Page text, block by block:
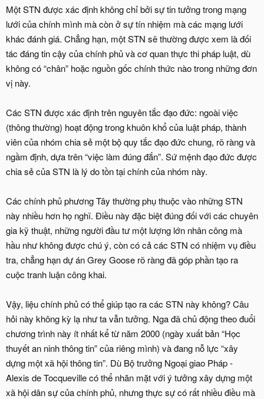
Một STN được xác định không chỉ bởi sự tin tưởng trong mạng
lưới của chính mình mà còn ở sự tín nhiệm mà các mạng lưới
khác đánh giá. Chẳng hạn, một STN sẽ thường được xem là đối
tác đáng tin cậy của chính phủ và cơ quan thực thi pháp luật, dù
không có “chân” hoặc nguồn gốc chính thức nào trong những đơn
vị này.
Các STN được xác định trên nguyên tắc đạo đức: ngoài việc
(thông thường) hoạt động trong khuôn khổ của luật pháp, thành
viên của nhóm chia sẻ một bộ quy tắc đạo đức chung, rõ ràng và
ngầm định, dựa trên “việc làm đúng đắn”. Sứ mệnh đạo đức được
chia sẻ của STN là lý do tồn tại chính của nhóm này.
Các chính phủ phương Tây thường phụ thuộc vào những STN
này nhiều hơn họ nghĩ. Điều này đặc biệt đúng đối với các chuyên
gia kỹ thuật, những người đầu tư một lượng lớn nhân công mà
hầu như không được chú ý, còn có cả các STN có nhiệm vụ điều
tra, chẳng hạn dự án Grey Goose rõ ràng đã góp phần tạo ra
cuộc tranh luận công khai.
Vậy, liệu chính phủ có thể giúp tạo ra các STN này không? Câu
hỏi này không kỳ lạ như ta vẫn tưởng. Nga đã chủ động theo đuổi
chương trình này ít nhất kể từ năm 2000 (ngày xuất bản “Học
thuyết an ninh thông tin” của riêng mình) và đang nỗ lực “xây
dựng một xã hội thông tin”. Dù Bộ trưởng Ngoại giao Pháp -
Alexis de Tocqueville có thể nhăn mặt với ý tưởng xây dựng một
xã hội dân sự của chính phủ, nhưng thực sự có rất nhiều điều mà